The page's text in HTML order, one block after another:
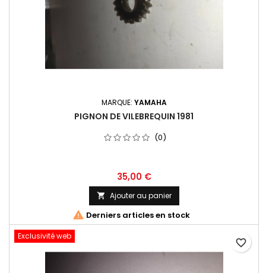
MARQUE: YAMAHA
PIGNON DE VILEBREQUIN 1981
(0)
35,00 €
 Ajouter au panier
 Derniers articles en stock
Exclusivité web
favorite_border